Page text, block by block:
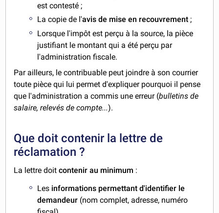
est contesté ;
La copie de l'avis de mise en recouvrement ;
Lorsque l'impôt est perçu à la source, la pièce
justifiant le montant qui a été perçu par
l'administration fiscale.
Par ailleurs, le contribuable peut joindre à son courrier
toute pièce qui lui permet d'expliquer pourquoi il pense
que l'administration a commis une erreur (bulletins de
salaire, relevés de compte...).
Que doit contenir la lettre de
réclamation ?
La lettre doitcontenir au minimum :
Les informations permettant d'identifier le
demandeur (nom complet, adresse, numéro